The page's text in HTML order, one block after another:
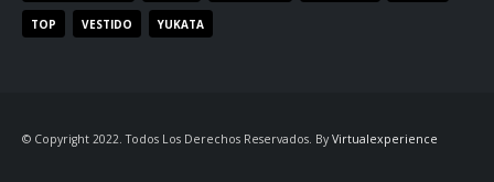
TOP VESTIDO YUKATA
© Copyright 2022. Todos Los Derechos Reservados. By Virtualexperience